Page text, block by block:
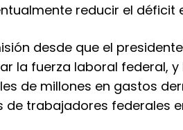
reducir el déficit
desde que el presidente
la fuerza laboral federal,
de millones en gastos
de trabajadores federales